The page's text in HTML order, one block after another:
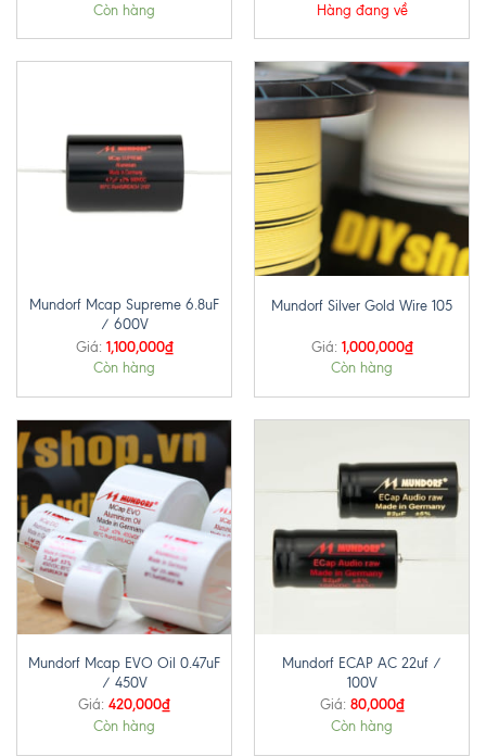
Còn hàng Hàng đang về
Mundorf Mcap Supreme 6.8uF
/ 600V
Giá: 1,100,000₫
Còn hàng
Mundorf Silver Gold Wire 105
Giá: 1,000,000₫
Còn hàng
Mundorf Mcap EVO Oil 0.47uF
/ 450V
Giá: 420,000₫
Còn hàng
Mundorf ECAP AC 22uf /
100V
Giá: 80,000₫
Còn hàng